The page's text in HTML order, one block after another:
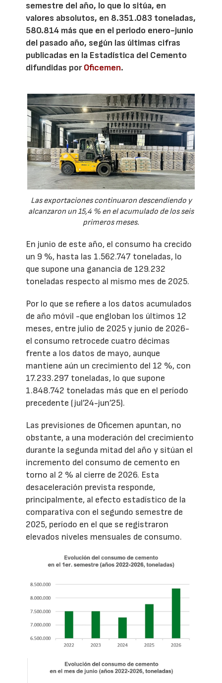
semestre del año, lo que lo sitúa, en
valores absolutos, en 8.351.083 toneladas,
580.814 más que en el periodo enero-junio
del pasado año, según las últimas cifras
publicadas en la Estadística del Cemento
difundidas porOficemen.
Las exportaciones continuaron descendiendo y
alcanzaron un 15,4 % en el acumulado de los seis
primeros meses.
En junio de este año, el consumo ha crecido
un 9 %, hasta las 1.562.747 toneladas, lo
que supone una ganancia de 129.232
toneladas respecto al mismo mes de 2025.
Por lo que se refiere a los datos acumulados
de año móvil -que engloban los últimos 12
meses, entre julio de 2025 y junio de 2026-
el consumo retrocede cuatro décimas
frente a los datos de mayo, aunque
mantiene aún un crecimiento del 12 %, con
17.233.297 toneladas, lo que supone
1.848.742 toneladas más que en el período
precedente (jul’24-jun’25).
Las previsiones de Oficemen apuntan, no
obstante, a una moderación del crecimiento
durante la segunda mitad del año y sitúan el
incremento del consumo de cemento en
torno al 2 % al cierre de 2026. Esta
desaceleración prevista responde,
principalmente, al efecto estadístico de la
comparativa con el segundo semestre de
2025, período en el que se registraron
elevados niveles mensuales de consumo.